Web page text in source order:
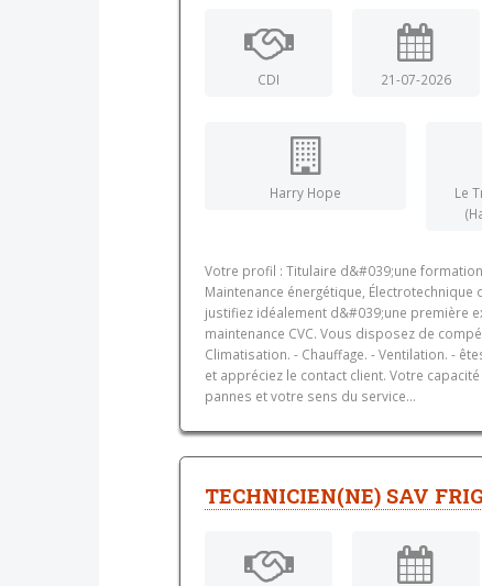
CDI 21-07-2026
Harry Hope
Le
Votre profil : Titulaire d&#039;une formation
Maintenance énergétique, Électrotechnique
justifiez idéalement d&#039;une première
maintenance CVC. Vous disposez de
Climatisation. - Chauffage. - Ventilation. -
et appréciez le contact client. Votre
pannes et votre sens du service...
TECHNICIEN(NE) SAV